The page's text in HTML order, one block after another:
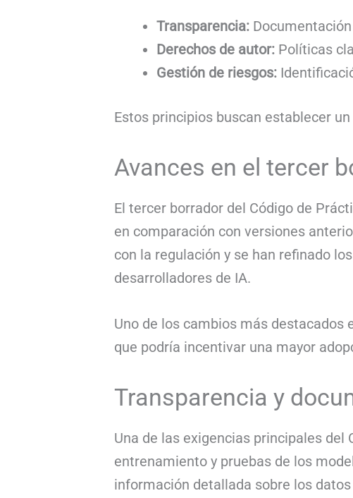
Transparencia:
Derechos de autor: Políticas
Gestión de riesgos:
Estos principios buscan establecer
Avances en el tercer
El tercer borrador del Código de
en comparación con versiones
con la regulación y se han refinado
desarrolladores de IA.
Uno de los cambios más destacados
que podría incentivar una mayor
Transparencia y
Una de las exigencias principales
entrenamiento y pruebas de los
información detallada sobre los